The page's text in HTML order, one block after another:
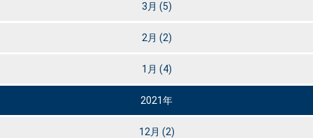
3月 (5)
2月 (2)
1月 (4)
2021年
12月 (2)